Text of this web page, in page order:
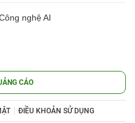
nghệ AI
CÁO
ĐIỀU KHOẢN SỬ DỤNG